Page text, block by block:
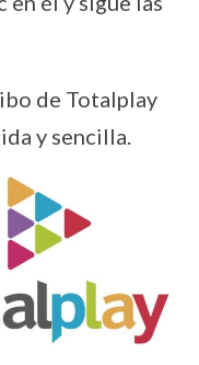
de Totalplay
y sencilla.